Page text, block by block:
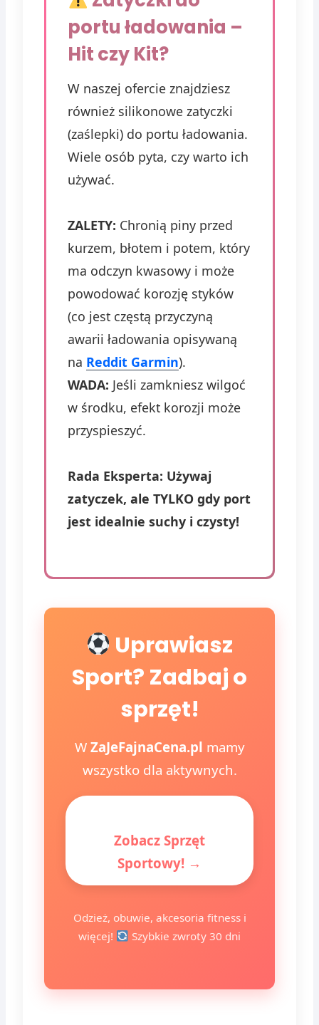
portu ładowania –
Hit czy Kit?
W naszej ofercie znajdziesz
również silikonowe zatyczki
(zaślepki) do portu ładowania.
Wiele osób pyta, czy warto ich
używać.
ZALETY: Chronią piny przed
kurzem, błotem i potem, który
ma odczyn kwasowy i może
powodować korozję styków
(co jest częstą przyczyną
awarii ładowania opisywaną
na Reddit Garmin).
WADA: Jeśli zamkniesz wilgoć
w środku, efekt korozji może
przyspieszyć.
Rada Eksperta: Używaj
zatyczek, ale TYLKO gdy port
jest idealnie suchy i czysty!
Uprawiasz
Sport? Zadbaj o
sprzęt!
W ZaJeFajnaCena.pl mamy
wszystko dla aktywnych.
Zobacz Sprzęt
Sportowy! →
Odzież, obuwie, akcesoria fitness i
więcej!
Szybkie zwroty 30 dni